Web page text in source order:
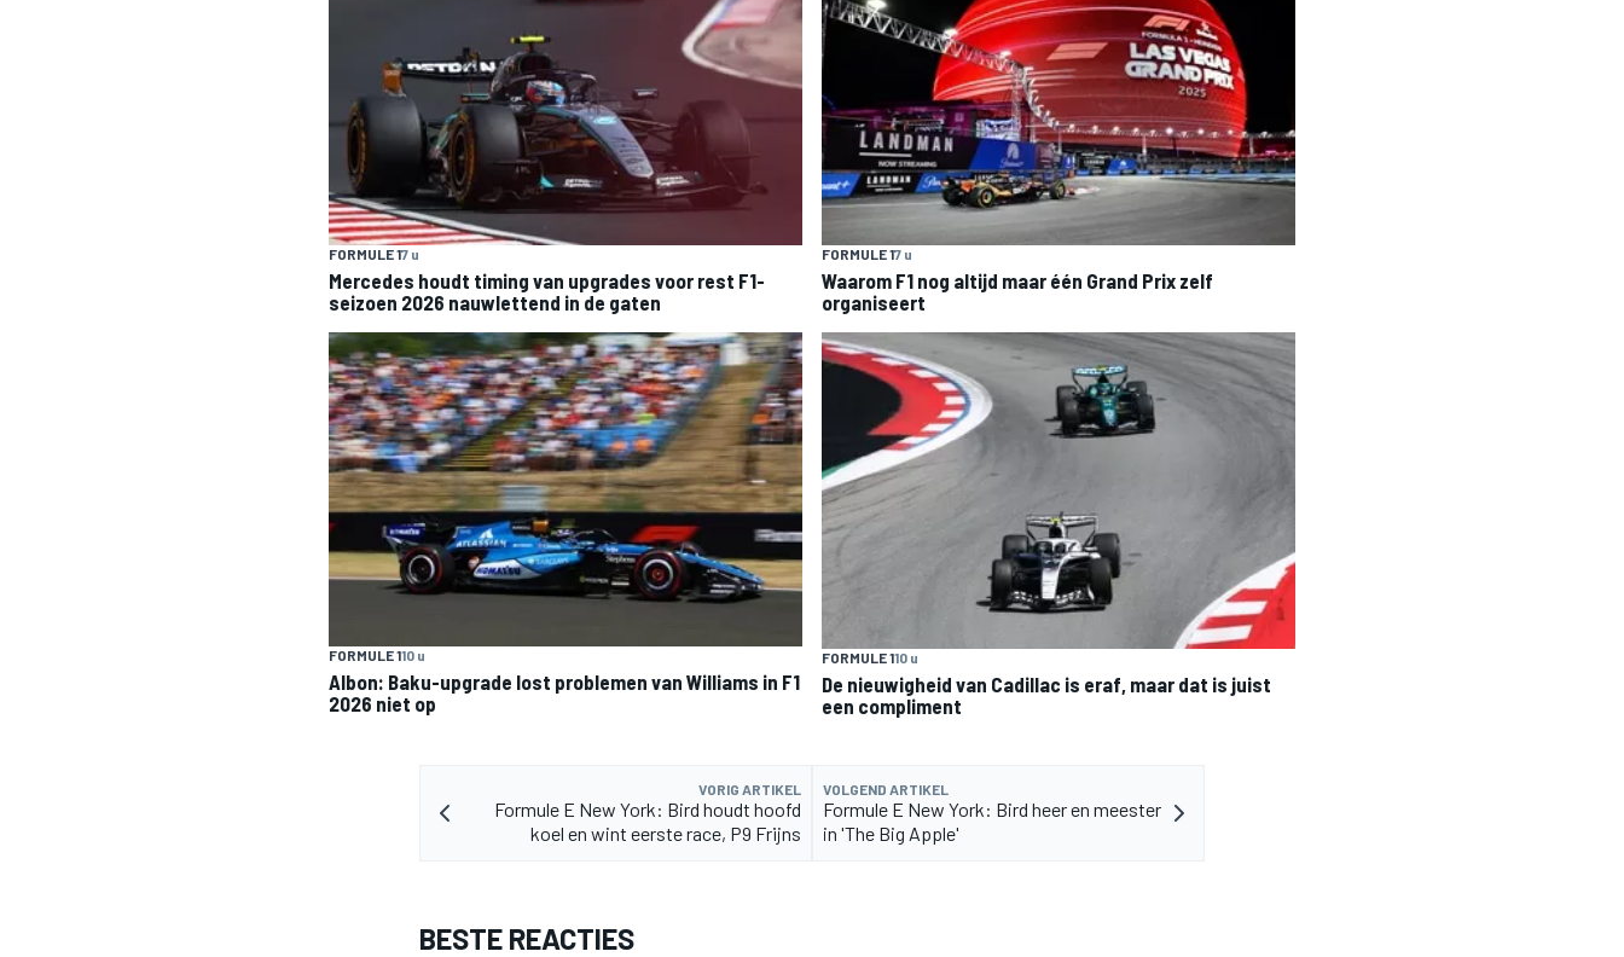
FORMULE 17 u
Mercedes houdt timing van upgrades voor rest F1-
seizoen 2026 nauwlettend in de gaten
FORMULE 17 u
Waarom F1 nog altijd maar één Grand Prix zelf
organiseert
FORMULE 110 u
Albon: Baku-upgrade lost problemen van Williams in F1
2026 niet op
FORMULE 110 u
De nieuwigheid van Cadillac is eraf, maar dat is juist
een compliment
VORIG ARTIKEL
Formule E New York: Bird houdt hoofd
koel en wint eerste race, P9 Frijns
VOLGEND ARTIKEL
Formule E New York: Bird heer en meester
in 'The Big Apple'
BESTE REACTIES